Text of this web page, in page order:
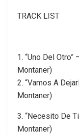
TRACK LIST
1. “Uno Del
Montaner)
2. “Vamos A
Montaner)
3. “Necesito De
Montaner)